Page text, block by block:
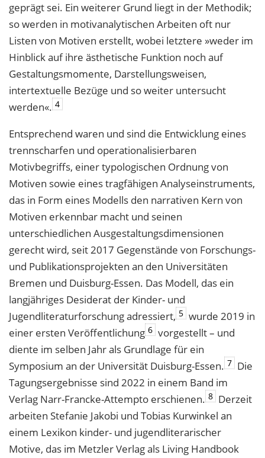
geprägt sei. Ein weiterer Grund liegt in der Methodik;
so werden in motivanalytischen Arbeiten oft nur
Listen von Motiven erstellt, wobei letztere »weder im
Hinblick auf ihre ästhetische Funktion noch auf
Gestaltungsmomente, Darstellungsweisen,
intertextuelle Bezüge und so weiter untersucht
werden«. 4
Entsprechend waren und sind die Entwicklung eines
trennscharfen und operationalisierbaren
Motivbegriffs, einer typologischen Ordnung von
Motiven sowie eines tragfähigen Analyseinstruments,
das in Form eines Modells den narrativen Kern von
Motiven erkennbar macht und seinen
unterschiedlichen Ausgestaltungsdimensionen
gerecht wird, seit 2017 Gegenstände von Forschungs-
und Publikationsprojekten an den Universitäten
Bremen und Duisburg-Essen. Das Modell, das ein
langjähriges Desiderat der Kinder- und
Jugendliteraturforschung adressiert, 5 wurde 2019 in
einer ersten Veröffentlichung 6 vorgestellt – und
diente im selben Jahr als Grundlage für ein
Symposium an der Universität Duisburg-Essen. 7 Die
Tagungsergebnisse sind 2022 in einem Band im
Verlag Narr-Francke-Attempto erschienen. 8 Derzeit
arbeiten Stefanie Jakobi und Tobias Kurwinkel an
einem Lexikon kinder- und jugendliterarischer
Motive, das im Metzler Verlag als Living Handbook